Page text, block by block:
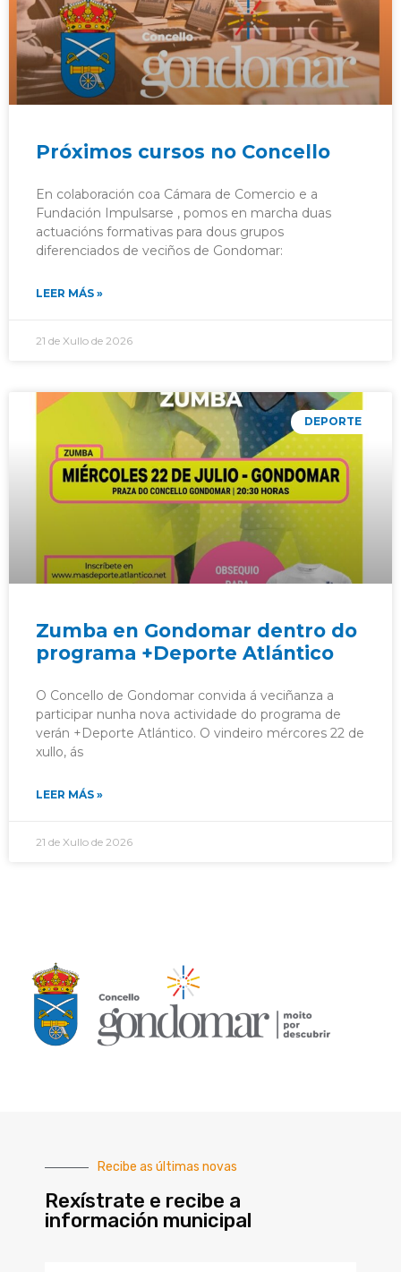
Próximos cursos no Concello
En colaboración coa Cámara de Comercio e a
Fundación Impulsarse , pomos en marcha duas
actuacións formativas para dous grupos
diferenciados de veciños de Gondomar:
LEER MÁS »
21 de Xullo de 2026
DEPORTE
Zumba en Gondomar dentro do
programa +Deporte Atlántico
O Concello de Gondomar convida á veciñanza a
participar nunha nova actividade do programa de
verán +Deporte Atlántico. O vindeiro mércores 22 de
xullo, ás
LEER MÁS »
21 de Xullo de 2026
Recibe as últimas novas
Rexístrate e recibe a
información municipal